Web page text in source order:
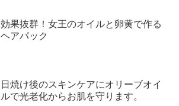
効果抜群！女王のオイルと卵黄で作る
ヘアパック
日焼け後のスキンケアにオリーブオイ
ルで光老化からお肌を守ります。